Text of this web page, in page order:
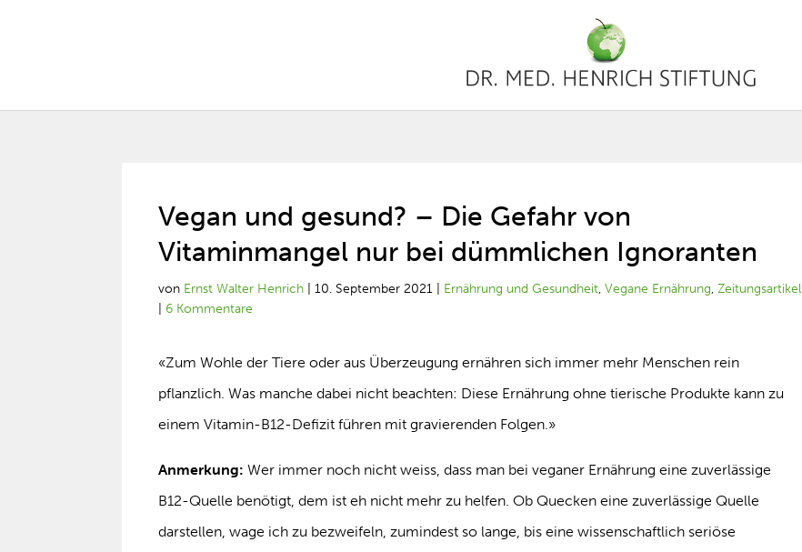
Vegan und gesund? – Die Gefahr von
Vitaminmangel nur bei dümmlichen Ignoranten
von Ernst Walter Henrich |10. September 2021 Ernährung und Gesundheit,Vegane Ernährung,Zeitungsartikel
6 Kommentare
«Zum Wohle der Tiere oder aus Überzeugung ernähren sich immer mehr Menschen rein
pflanzlich. Was manche dabei nicht beachten: Diese Ernährung ohne tierische Produkte kann zu
einem Vitamin-B12-Defizit führen mit gravierenden Folgen.»
Anmerkung: Wer immer noch nicht weiss, dass man bei veganer Ernährung eine zuverlässige
B12-Quelle benötigt, dem ist eh nicht mehr zu helfen. Ob Quecken eine zuverlässige Quelle
darstellen, wage ich zu bezweifeln, zumindest so lange, bis eine wissenschaftlich seriöse